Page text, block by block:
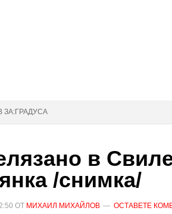
ЗА:ГРАДУСА
в
/снимка/
ОТ МИХАИЛ МИХАЙЛОВ ОСТАВЕТЕ